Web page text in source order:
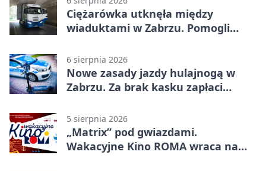
Ciężarówka utknęła między
wiaduktami w Zabrzu. Pomogli
6 sierpnia 2026
Nowe zasady jazdy hulajnogą w
Zabrzu. Za brak kasku zapłaci
5 sierpnia 2026
„Matrix” pod gwiazdami.
Wakacyjne Kino ROMA wraca na